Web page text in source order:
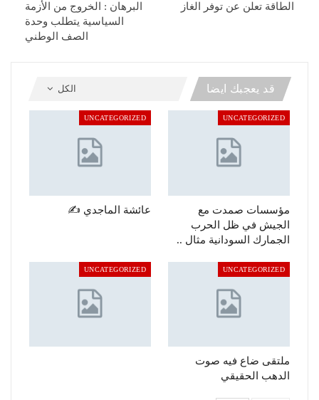
الطاقة تعلن عن توفر الغاز
البرهان : الخروج من الأزمة
السياسية يتطلب وحدة
الصف الوطني
الكل قد يعجبك ايضا
UNCATEGORIZED
مؤسسات صمدت مع
الجيش في ظل الحرب
الجمارك السودانية مثال ..
UNCATEGORIZED
عائشة الماجدي ✍️
UNCATEGORIZED
ملتقى ضاع فيه صوت
الدهب الحقيقي
UNCATEGORIZED